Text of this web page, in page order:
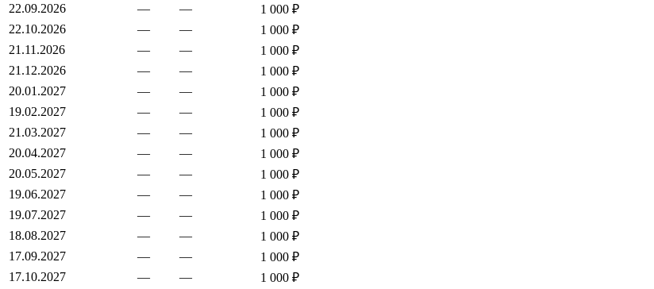
22.09.2026
— —
1 000 ₽
22.10.2026
— —
1 000 ₽
21.11.2026
— —
1 000 ₽
21.12.2026
— —
1 000 ₽
20.01.2027
— —
1 000 ₽
19.02.2027
— —
1 000 ₽
21.03.2027
— —
1 000 ₽
20.04.2027
— —
1 000 ₽
20.05.2027
— —
1 000 ₽
19.06.2027
— —
1 000 ₽
19.07.2027
— —
1 000 ₽
18.08.2027
— —
1 000 ₽
17.09.2027
— —
1 000 ₽
17.10.2027
— —
1 000 ₽